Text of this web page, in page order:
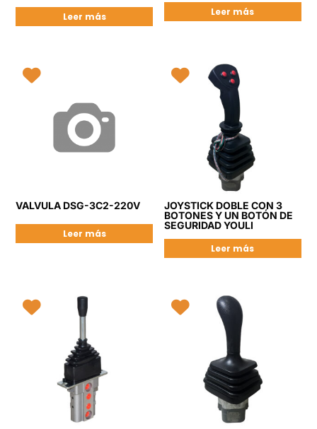
Leer más
Leer más
VALVULA DSG-3C2-220V
Leer más
JOYSTICK DOBLE CON 3
BOTONES Y UN BOTÓN DE
SEGURIDAD YOULI
Leer más